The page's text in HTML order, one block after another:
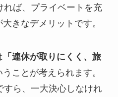
れば、プライベートを充
きなデメリットです。
「連休が取りにくく、旅
うことが考えられます。
すら、一大決心しなけれ